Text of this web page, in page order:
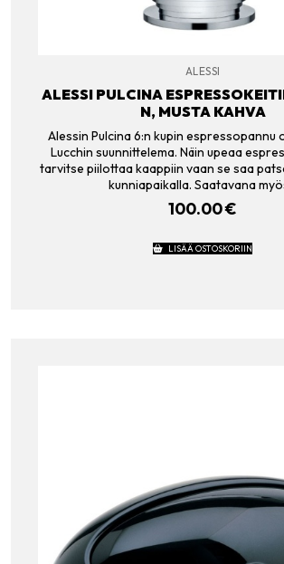
ALESSI
ALESSI PULCINA
N, MUSTA KAHVA
Alessin Pulcina 6:n kupin espressopannu
Lucchin suunnittelema. Näin upeaa
tarvitse piilottaa kaappiin vaan se saa
kunniapaikalla. Saatavana
100.00€
LISÄÄ OSTOSKORIIN